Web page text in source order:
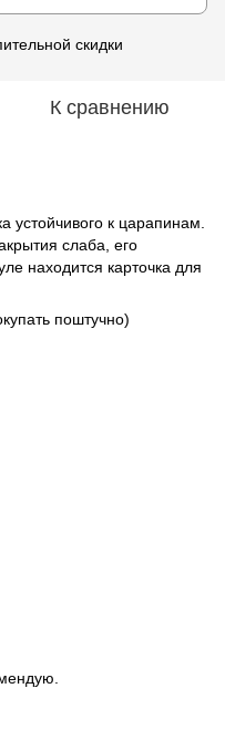
скидки
К сравнению
устойчивого к царапинам.
слаба, его
находится карточка для
поштучно)